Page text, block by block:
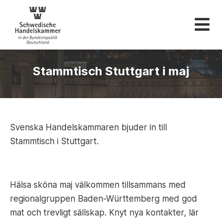
Svenska
Stammtisch Stuttgart i maj
Svenska Handelskammaren bjuder in till
Stammtisch i Stuttgart.
Hälsa sköna maj välkommen tillsammans med
regionalgruppen Baden-Württemberg med god
mat och trevligt sällskap. Knyt nya kontakter, lär